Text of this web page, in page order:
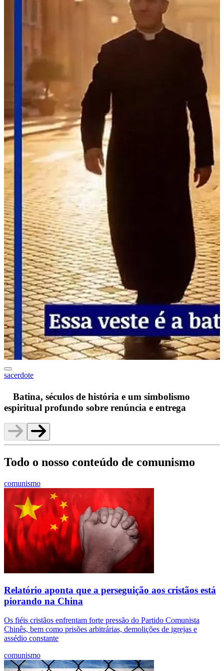
sacerdote
Batina, séculos de história e um simbolismo
espiritual profundo sobre renúncia e entrega
Todo o nosso conteúdo de comunismo
comunismo
Relatório aponta que a perseguição aos cristãos está
piorando na China
Os fiéis cristãos enfrentam forte pressão do Partido Comunista
Chinês, bem como prisões arbitrárias, demolições de igrejas e
assédio constante
comunismo